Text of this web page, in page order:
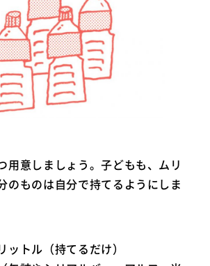
用意しましょう。子どもも、ムリ
のものは自分で持てるようにしま
ットル（持てるだけ）